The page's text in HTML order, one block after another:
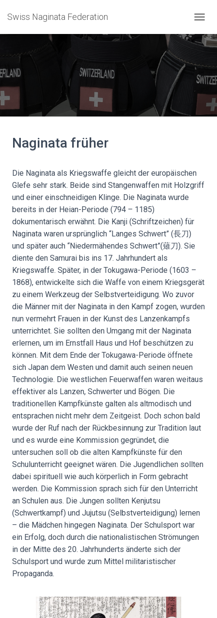
Swiss Naginata Federation
A
V
T
U
T
Naginata früher
Die Naginata als Kriegswaffe gleicht der europäischen
Glefe sehr stark. Beide sind Stangenwaffen mit Holzgriff
und einer einschneidigen Klinge. Die Naginata wurde
bereits in der Heian-Periode (794 – 1185)
dokumentarisch erwähnt. Die Kanji (Schriftzeichen) für
Naginata waren ursprünglich “Langes Schwert” (長刀)
und später auch “Niedermähendes Schwert”(薙刀). Sie
diente den Samurai bis ins 17. Jahrhundert als
Kriegswaffe. Später, in der Tokugawa-Periode (1603 –
1868), entwickelte sich die Waffe von einem Kriegsgerät
zu einem Werkzeug der Selbstverteidigung. Wo zuvor
die Männer mit der Naginata in den Kampf zogen, wurden
nun vermehrt Frauen in der Kunst des Lanzenkampfs
unterrichtet. Sie sollten den Umgang mit der Naginata
erlernen, um im Ernstfall Haus und Hof beschützen zu
können. Mit dem Ende der Tokugawa-Periode öffnete
sich Japan dem Westen und damit auch seinen neuen
Technologie. Die westlichen Feuerwaffen waren weitaus
effektiver als Lanzen, Schwerter und Bögen. Die
traditionellen Kampfkünste galten als altmodisch und
entsprachen nicht mehr dem Zeitgeist. Doch schon bald
wurde der Ruf nach der Rückbesinnung zur Tradition laut
und es wurde eine Kommission gegründet, die
untersuchen soll ob die alten Kampfkünste für den
Schulunterricht geeignet wären. Die Jugendlichen sollten
dabei spirituell wie auch körperlich in Form gebracht
werden. Die Kommission sprach sich für den Unterricht
an Schulen aus. Die Jungen sollten Kenjutsu
(Schwertkampf) und Jujutsu (Selbstverteidigung) lernen
– die Mädchen hingegen Naginata. Der Schulsport war
ein Erfolg, doch durch die nationalistischen Strömungen
in der Mitte des 20. Jahrhunderts änderte sich der
Schulsport und wurde zum Mittel militaristischer
Propaganda.